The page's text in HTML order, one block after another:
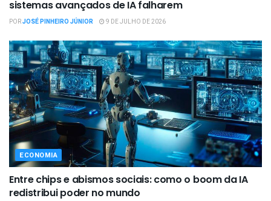
sistemas avançados de IA falharem
PORJOSÉ PINHEIRO JÚNIOR 9 DE JULHO DE 2026
ECONOMIA
Entre chips e abismos sociais: como o boom da IA
redistribui poder no mundo